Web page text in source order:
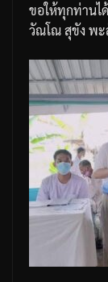
ขอให้ทุกท่านไ
วัณโณสุขัง พะ